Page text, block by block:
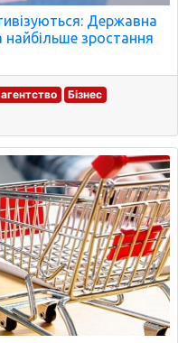
Державна
найбільше зростання
Бізнес